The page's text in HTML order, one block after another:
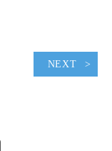
NEXT